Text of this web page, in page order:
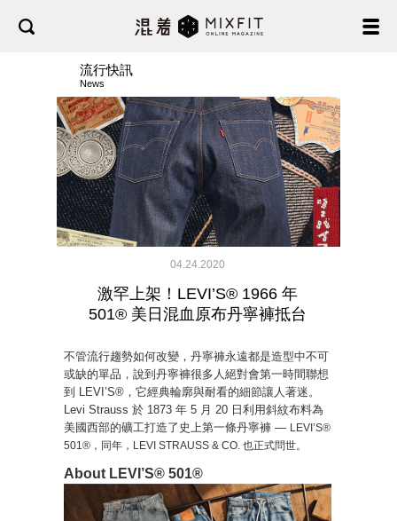
流行快訊
News
04.24.2020
激罕上架！LEVI’S® 1966 年
501® 美日混血原布丹寧褲抵台
不管流行趨勢如何改變，丹寧褲永遠都是造型中不可
或缺的單品，說到丹寧褲很多人絕對會第一時間聯想
到 LEVI’S®，它經典輪廓與耐看的細節讓人著迷。
Levi Strauss 於 1873 年 5 月 20 日利用斜紋布料為
美國西部的礦工打造了史上第一條丹寧褲 — LEVI’S®
501®，同年，LEVI STRAUSS & CO. 也正式問世。
About LEVI’S® 501®